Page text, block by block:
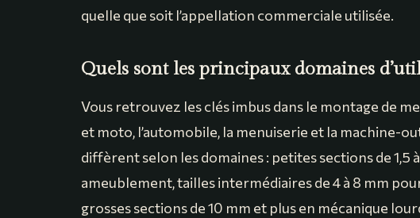
quelle que soit l’appellation commerciale utilisée.
Quels sont les principaux domaines
Vous retrouvez les clés imbus dans le montage de
et moto, l’automobile, la menuiserie et la machine-
diffèrent selon les domaines : petites sections de 1,5
ameublement, tailles intermédiaires de 4 à 8 mm
grosses sections de 10 mm et plus en mécanique